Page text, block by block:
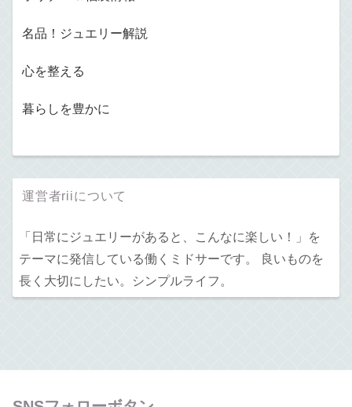
名品！ジュエリー解説
心を整える
暮らしを豊かに
運営者riiについて
「日常にジュエリーがあると、こんなに楽しい！」を
テーマに発信している働くミドサーです。 良いものを
長く大切にしたい。シンプルライフ。